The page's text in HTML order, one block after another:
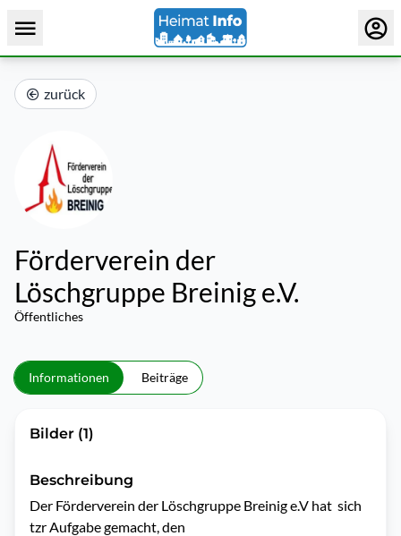
zurück
Förderverein der
Löschgruppe Breinig e.V.
Öffentliches
Informationen Beiträge
Bilder (1)
Beschreibung
Der Förderverein der Löschgruppe Breinig e.V hat  sich
tzr Aufgabe gemacht, den